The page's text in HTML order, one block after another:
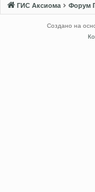
ГИС Аксиома Форум
Создано на